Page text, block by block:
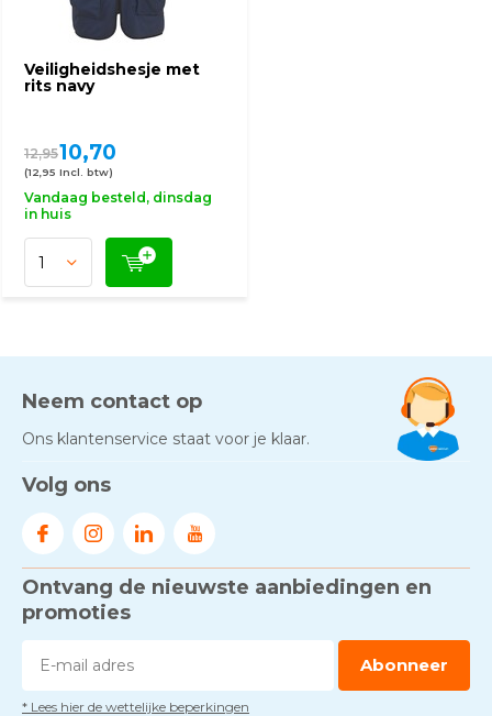
Veiligheidshesje met
rits navy
12,9510,70
(12,95 Incl. btw)
Vandaag besteld, dinsdag
in huis
Neem contact op
Ons klantenservice staat voor je klaar.
Volg ons
Ontvang de nieuwste aanbiedingen en
promoties
Abonneer
* Lees hier de wettelijke beperkingen